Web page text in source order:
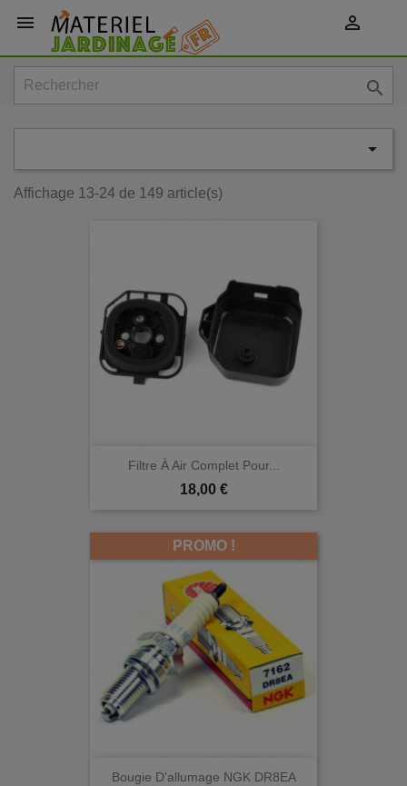
 


Affichage 13-24 de 149 article(s)
Filtre À Air Complet Pour...
Prix
18,00 €
Bougie D'allumage NGK DR8EA
PROMO !